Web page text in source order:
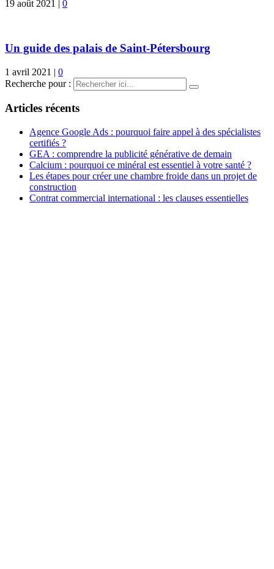
19 août 2021 0
Un guide des palais de Saint-Pétersbourg
1 avril 2021 | 0
Recherche pour :
Articles récents
Agence Google Ads : pourquoi faire appel à des spécialistes
certifiés ?
GEA : comprendre la publicité générative de demain
Calcium : pourquoi ce minéral est essentiel à votre santé ?
Les étapes pour créer une chambre froide dans un projet de
construction
Contrat commercial international : les clauses essentielles